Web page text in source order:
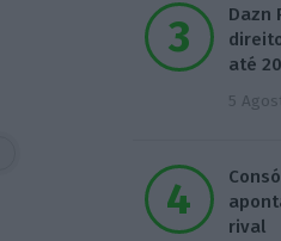
Dazn
até
5
rival